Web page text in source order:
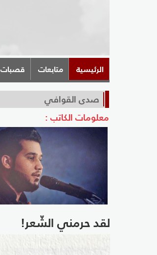
الرئيسية متابعات قصبات
صدى القوافي
معلومات الكاتب :
لقد حرمني الشّعر!